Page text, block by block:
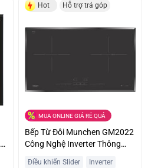
Hot Hỗ trợ trả góp
MUA ONLINE GIÁ RẺ QUÁ
Bếp Từ Đôi Munchen GM2022
Công Nghệ Inverter Thông
Điều khiển Slider Inverter